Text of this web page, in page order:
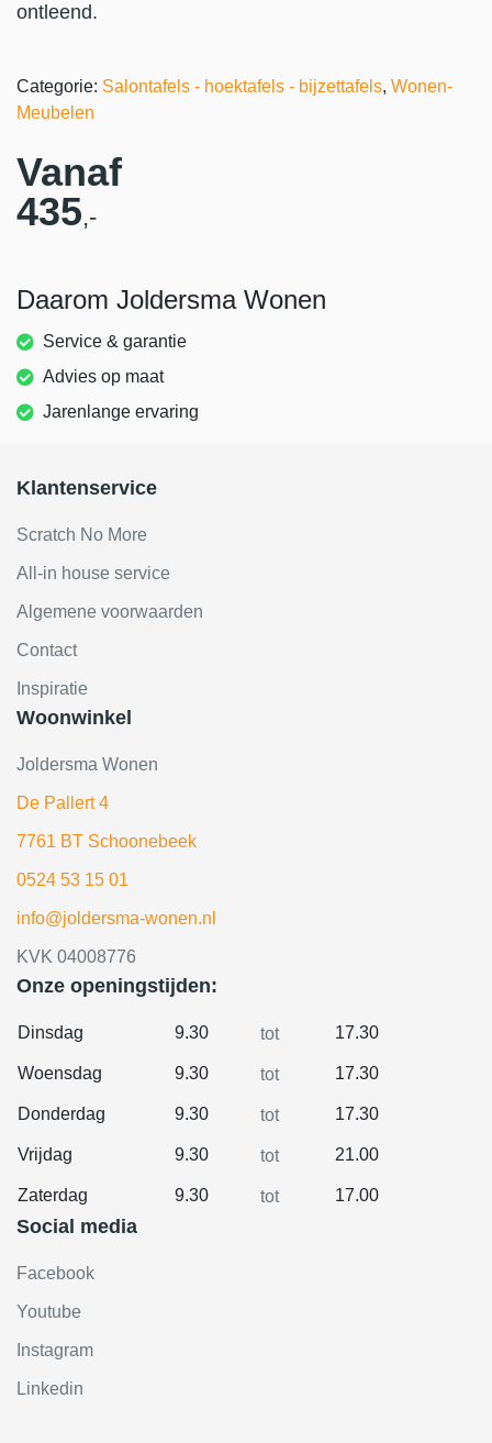
ontleend.
Categorie: Salontafels - hoektafels - bijzettafels, Wonen-
Meubelen
Vanaf
435,-
Daarom Joldersma Wonen
Service & garantie
Advies op maat
Jarenlange ervaring
Klantenservice
Scratch No More
All-in house service
Algemene voorwaarden
Contact
Inspiratie
Woonwinkel
Joldersma Wonen
De Pallert 4
7761 BT Schoonebeek
0524 53 15 01
info@joldersma-wonen.nl
KVK 04008776
Onze openingstijden:
Dinsdag 9.30 tot 17.30
Woensdag 9.30 tot 17.30
Donderdag 9.30 tot 17.30
Vrijdag 9.30 tot 21.00
Zaterdag 9.30 tot 17.00
Social media
Facebook
Youtube
Instagram
Linkedin